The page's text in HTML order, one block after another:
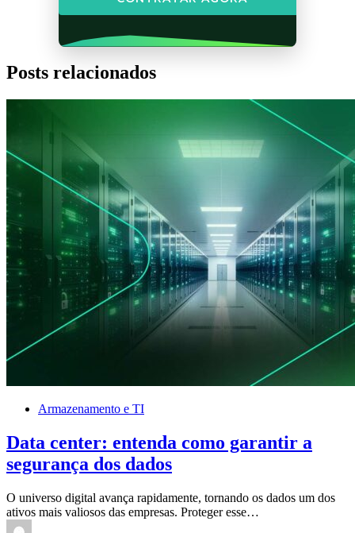
Posts relacionados
Armazenamento e TI
Data center: entenda como garantir a
segurança dos dados
O universo digital avança rapidamente, tornando os dados um dos
ativos mais valiosos das empresas. Proteger esse…